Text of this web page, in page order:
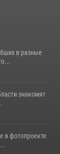
в разные
знакомят
в фотопроекте